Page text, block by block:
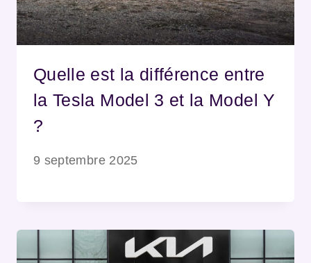
Quelle est la différence entre
la Tesla Model 3 et la Model Y
?
9 septembre 2025